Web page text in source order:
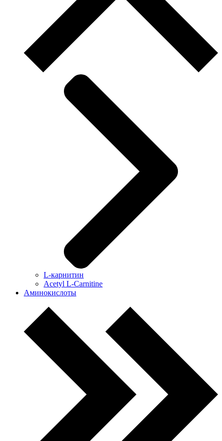
L-карнитин
Acetyl L-Carnitine
Аминокислоты